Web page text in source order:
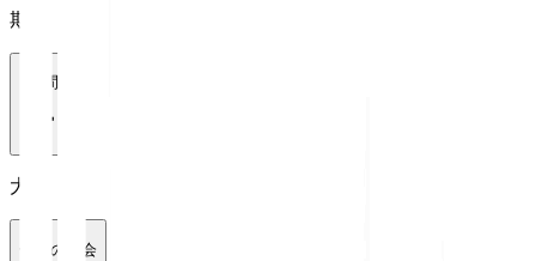
期間
1週間
大会
全ての大会